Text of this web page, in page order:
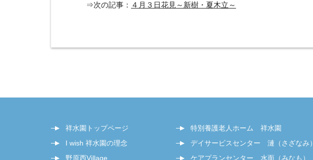
⇒次の記事： ４月３日花見～新樹・夏木立～
祥水園トップページ
I wish 祥水園の理念
野原西Village
特別養護老人ホーム 祥水園
デイサービスセンター 漣（さざなみ）
ケアプランセンター 水面（みなも）